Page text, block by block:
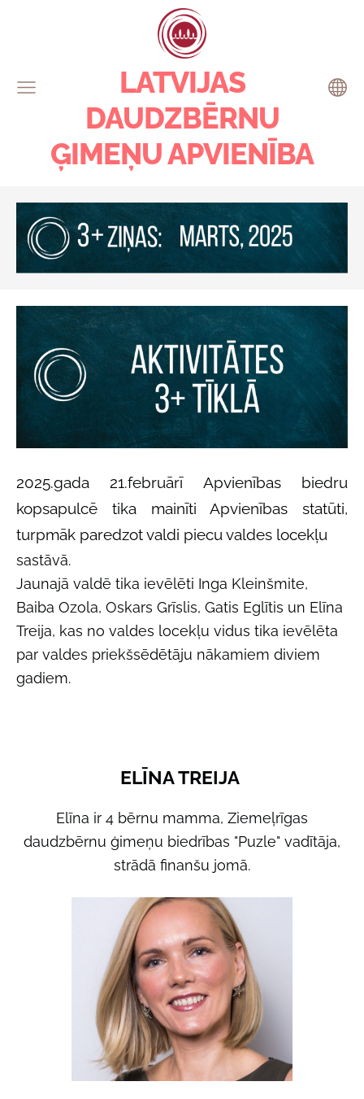
LATVIJAS
DAUDZBĒRNU
ĢIMEŅU APVIENĪBA
2025.gada 21.februārī Apvienības biedru
kopsapulcē tika mainīti Apvienības statūti,
turpmāk paredzot valdi piecu valdes locekļu
sastāvā.
Jaunajā valdē tika ievēlēti Inga Kleinšmite,
Baiba Ozola, Oskars Grīslis, Gatis Eglītis un Elīna
Treija, kas no valdes locekļu vidus tika ievēlēta
par valdes priekšsēdētāju nākamiem diviem
gadiem.
ELĪNA TREIJA
Elīna ir 4 bērnu mamma, Ziemeļrīgas
daudzbērnu ģimeņu biedrības "Puzle" vadītāja,
strādā finanšu jomā.